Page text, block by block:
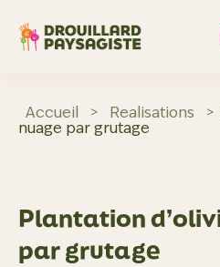
contenu
Accueil > Realisations >
nuage par grutage
Plantation
par grutage